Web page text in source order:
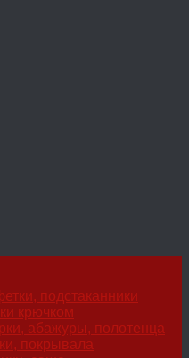
подстаканники
крючком
абажуры, полотенца
покрывала